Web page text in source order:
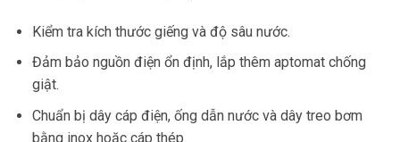
Kiểm tra kích thước giếng và độ sâu nước.
Đảm bảo nguồn điện ổn định, lắp thêm aptomat chống
giật.
Chuẩn bị dây cáp điện, ống dẫn nước và dây treo bơm
bằng inox hoặc cáp thép.